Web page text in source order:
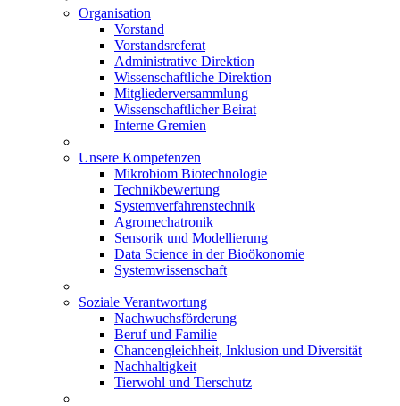
Organisation
Vorstand
Vorstandsreferat
Administrative Direktion
Wissenschaftliche Direktion
Mitgliederversammlung
Wissenschaftlicher Beirat
Interne Gremien
Unsere Kompetenzen
Mikrobiom Biotechnologie
Technikbewertung
Systemverfahrenstechnik
Agromechatronik
Sensorik und Modellierung
Data Science in der Bioökonomie
Systemwissenschaft
Soziale Verantwortung
Nachwuchsförderung
Beruf und Familie
Chancengleichheit, Inklusion und Diversität
Nachhaltigkeit
Tierwohl und Tierschutz